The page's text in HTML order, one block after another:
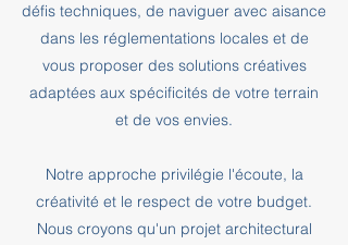
défis techniques, de naviguer avec aisance
dans les réglementations locales et de
vous proposer des solutions créatives
adaptées aux spécificités de votre terrain
et de vos envies.
Notre approche privilégie l'écoute, la
créativité et le respect de votre budget.
Nous croyons qu'un projet architectural